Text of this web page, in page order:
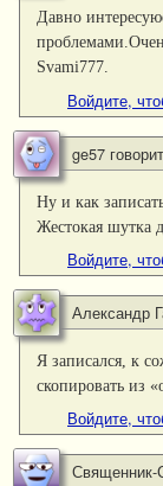
Давно
Svami777.
Войдите,
ge57 говорит
Ну и как
Жестокая шутка
Войдите,
Александр
Я записался, к
скопировать из
Войдите,
Священник-